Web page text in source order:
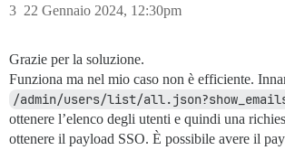
22 Gennaio 2024, 12:30pm
3
Grazie per la soluzione.
Funziona ma nel mio caso non è efficiente.
/admin/users/list/
ottenere l’elenco degli utenti e quindi una
ottenere il payload SSO. È possibile avere il